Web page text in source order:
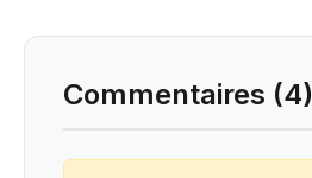
Commentaires (4)